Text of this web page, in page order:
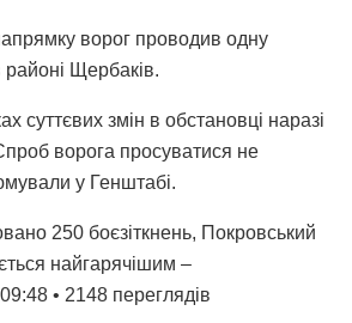
ворог проводив одну
районі Щербаків.
суттєвих змін в обстановці наразі
ворога просуватися не
у Генштабі.
250 боєзіткнень, Покровський
найгарячішим –
• 2148 переглядiв